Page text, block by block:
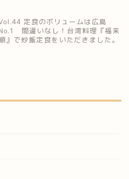
定食のボリュームは広島
間違いなし！台湾料理『福来
』で炒飯定食をいただきました。